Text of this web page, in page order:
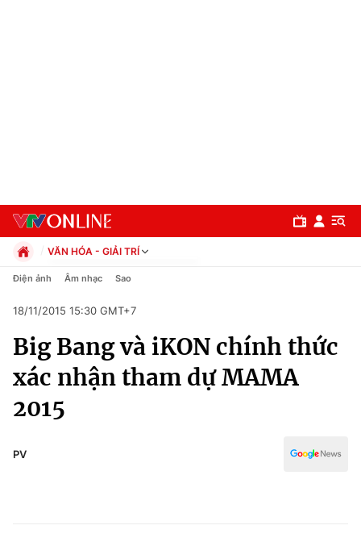
Chuyên mục
Chính trị
Xã hội
Pháp luật
VĂN HÓA - GIẢI TRÍ
Chính trị
Pháp luật
Kinh tế
Thể thao
Truyền hình
Văn hóa - Giải trí
Y tế
Điện ảnh Âm nhạc Sao
18/11/2015 15:30 GMT+7
Big Bang và iKON chính thức
xác nhận tham dự MAMA
2015
PV